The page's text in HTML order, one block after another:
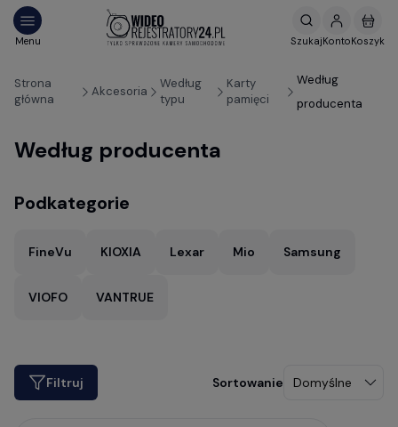
Strona
główna
Akcesoria
Według
typu
Karty
pamięci
Według
producenta
Według producenta
Podkategorie
FineVu KIOXIA Lexar Mio Samsung
VIOFO VANTRUE
Filtruj